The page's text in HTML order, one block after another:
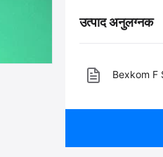
उत्पाद अनुलग्नक
Bexkom F